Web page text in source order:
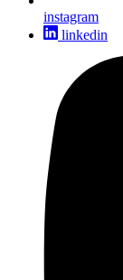
instagram
linkedin